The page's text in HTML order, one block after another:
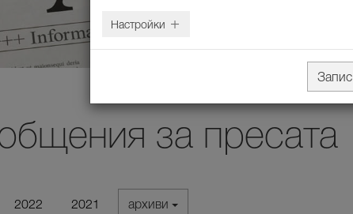
за пресата
2022 2021 архиви
Настройки
Запис